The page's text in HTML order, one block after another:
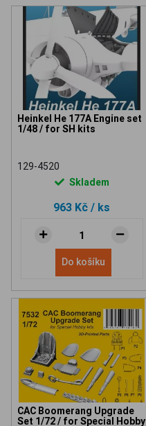
Heinkel He 177A Engine set
1/48 / for SH kits
129-4520
Skladem
963 Kč / ks
Do košíku
CAC Boomerang Upgrade
Set 1/72 / for Special Hobby